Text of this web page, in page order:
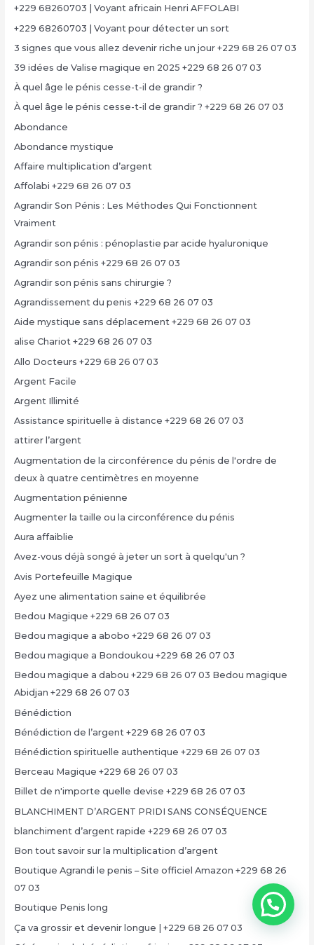
+229 68260703 | Voyant africain Henri AFFOLABI
+229 68260703 | Voyant pour détecter un sort
3 signes que vous allez devenir riche un jour +229 68 26 07 03
39 idées de Valise magique en 2025 +229 68 26 07 03
À quel âge le pénis cesse-t-il de grandir ?
À quel âge le pénis cesse-t-il de grandir ? +229 68 26 07 03
Abondance
Abondance mystique
Affaire multiplication d’argent
Affolabi +229 68 26 07 03
Agrandir Son Pénis : Les Méthodes Qui Fonctionnent
Vraiment
Agrandir son pénis : pénoplastie par acide hyaluronique
Agrandir son pénis +229 68 26 07 03
Agrandir son pénis sans chirurgie ?
Agrandissement du penis +229 68 26 07 03
Aide mystique sans déplacement +229 68 26 07 03
alise Chariot +229 68 26 07 03
Allo Docteurs +229 68 26 07 03
Argent Facile
Argent Illimité
Assistance spirituelle à distance +229 68 26 07 03
attirer l’argent
Augmentation de la circonférence du pénis de l'ordre de
deux à quatre centimètres en moyenne
Augmentation pénienne
Augmenter la taille ou la circonférence du pénis
Aura affaiblie
Avez-vous déjà songé à jeter un sort à quelqu'un ?
Avis Portefeuille Magique
Ayez une alimentation saine et équilibrée
Bedou Magique +229 68 26 07 03
Bedou magique a abobo +229 68 26 07 03
Bedou magique a Bondoukou +229 68 26 07 03
Bedou magique a dabou +229 68 26 07 03 Bedou magique
Abidjan +229 68 26 07 03
Bénédiction
Bénédiction de l’argent +229 68 26 07 03
Bénédiction spirituelle authentique +229 68 26 07 03
Berceau Magique +229 68 26 07 03
Billet de n'importe quelle devise +229 68 26 07 03
BLANCHIMENT D’ARGENT PRIDI SANS CONSÉQUENCE
blanchiment d’argent rapide +229 68 26 07 03
Bon tout savoir sur la multiplication d’argent
Boutique Agrandi le penis – Site officiel Amazon +229 68 26
07 03
Boutique Penis long
Ça va grossir et devenir longue | +229 68 26 07 03